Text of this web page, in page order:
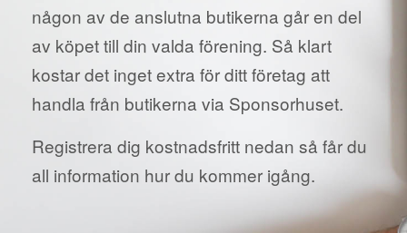
någon av de anslutna butikerna går en del
av köpet till din valda förening. Så klart
kostar det inget extra för ditt företag att
handla från butikerna via Sponsorhuset.
Registrera dig kostnadsfritt nedan så får du
all information hur du kommer igång.